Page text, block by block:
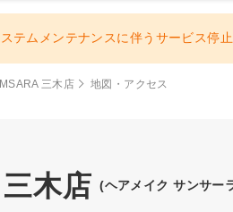
テムメンテナンスに伴うサービス停
三木店 地図・アクセス
木店 (ヘアメイク サンサー